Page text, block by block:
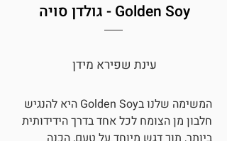
Golden Soy - גולדן סויה
עינת שפירא מידן
המשימה שלנו בGolden Soy היא להנגיש
חלבון מן הצומח לכל אחד בדרך הידידותית